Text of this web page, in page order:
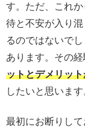
す。ただ、これ
待と不安が入り
るのではないで
あります。その経
ットとデメリッ
したいと思います
最初にお断りし